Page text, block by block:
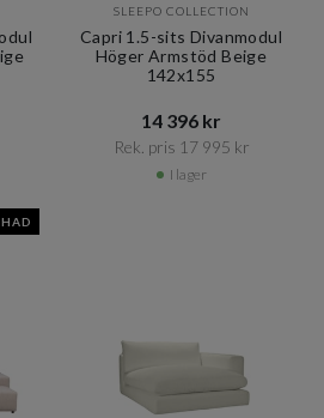
SLEEPO COLLECTION
Capri 1.5-sits Divanmodul
Höger Armstöd Beige
142x155
14 396 kr​​
Rek. pris 17 995 kr​​
I lager